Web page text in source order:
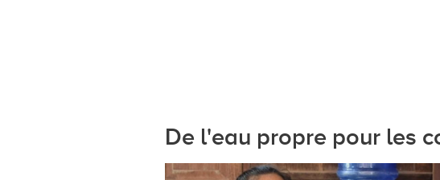
De l'eau propre pour les